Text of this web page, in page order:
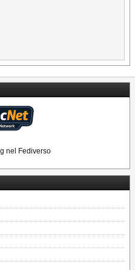
nel Fediverso